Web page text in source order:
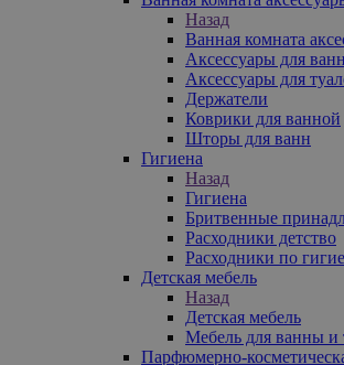
Назад
Ванная комната
Аксессуары для ванн
Аксессуары для
Держатели
Коврики для ванной
Шторы для ванн
Гигиена
Назад
Гигиена
Бритвенные
Расходники детство
Расходники по
Детская мебель
Назад
Детская мебель
Мебель для ванны и
Парфюмерно-